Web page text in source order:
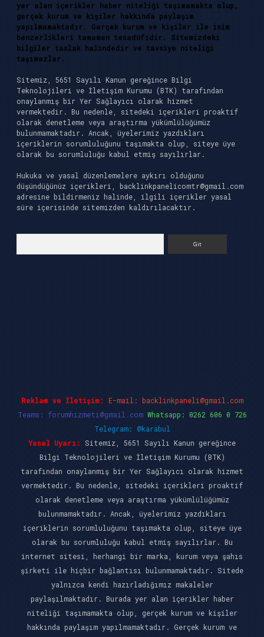
yer alan içerikler haber niteliği taşımamakta olup,
gerçek kurum ve kişiler hakkında paylaşım
yapılmamaktadır. Gerçek kurum ve kişiler ile isim
benzerlikleri tamamen tesadüfidir. Sitemizdeki
bilgiler taslak halindedir ve tavsiye niteliği
taşımazlar.
Sitemiz, 5651 Sayılı Kanun gereğince Bilgi
Teknolojileri ve İletişim Kurumu (BTK) tarafından
onaylanmış bir Yer Sağlayıcı olarak hizmet
vermektedir. Bu nedenle, sitedeki içerikleri proaktif
olarak denetleme veya araştırma yükümlülüğümüz
bulunmamaktadır. Ancak, üyelerimiz yazdıkları
içeriklerin sorumluluğunu taşımakta olup, siteye üye
olarak bu sorumluluğu kabul etmiş sayılırlar.
Hukuka ve yasal düzenlemelere aykırı olduğunu
düşündüğünüz içerikleri, backlinkpanelicomtr@gmail.com
adresine bildirmeniz halinde, ilgili içerikler yasal
süre içerisinde sitemizden kaldırılacaktır.
Reklam ve İletişim: E-mail: backlinkpaneli@gmail.com
Teams: forumhizmeti@gmail.com Whatsapp: 0262 606 0 726
Telegram: @karabul
Yasal Uyarı:
Sitemiz, 5651 Sayılı Kanun gereğince
Bilgi Teknolojileri ve İletişim Kurumu (BTK)
tarafından onaylanmış bir Yer Sağlayıcı olarak hizmet
vermektedir. Bu nedenle, sitedeki içerikleri proaktif
olarak denetleme veya araştırma yükümlülüğümüz
bulunmamaktadır. Ancak, üyelerimiz yazdıkları
içeriklerin sorumluluğunu taşımakta olup, siteye üye
olarak bu sorumluluğu kabul etmiş sayılırlar. Bu
internet sitesi, herhangi bir marka, kurum veya şahıs
şirketi ile hiçbir bağlantısı bulunmamaktadır. Sitede
yalnızca kendi hazırladığımız makaleler
paylaşılmaktadır. Burada yer alan içerikler haber
niteliği taşımamakta olup, gerçek kurum ve kişiler
hakkında paylaşım yapılmamaktadır. Gerçek kurum ve